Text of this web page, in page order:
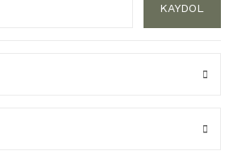
KAYDOL